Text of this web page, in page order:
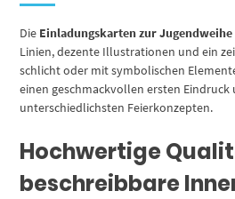
Die Einladungskarten zur Jugendweihe
Linien, dezente Illustrationen und ein
schlicht oder mit symbolischen
einen geschmackvollen ersten Eindruck
unterschiedlichsten Feierkonzepten.
Hochwertige
beschreibbare